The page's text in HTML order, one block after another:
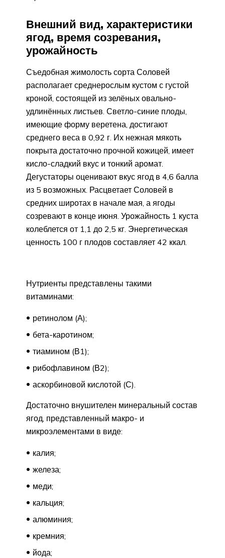
Внешний вид, характеристики
ягод, время созревания,
урожайность
Съедобная жимолость сорта Соловей
располагает среднерослым кустом с густой
кроной, состоящей из зелёных овально-
удлинённых листьев. Светло-синие плоды,
имеющие форму веретена, достигают
среднего веса в 0,92 г. Их нежная мякоть
покрыта достаточно прочной кожицей, имеет
кисло-сладкий вкус и тонкий аромат.
Дегустаторы оценивают вкус ягод в 4,6 балла
из 5 возможных. Расцветает Соловей в
средних широтах в начале мая, а ягоды
созревают в конце июня. Урожайность 1 куста
колеблется от 1,1 до 2,5 кг. Энергетическая
ценность 100 г плодов составляет 42 ккал.
Нутриенты представлены такими
витаминами:
ретинолом (А);
бета-каротином;
тиамином (В1);
рибофлавином (В2);
аскорбиновой кислотой (С).
Достаточно внушителен минеральный состав
ягод, представленный макро- и
микроэлементами в виде:
калия;
железа;
меди;
кальция;
алюминия;
кремния;
йода;